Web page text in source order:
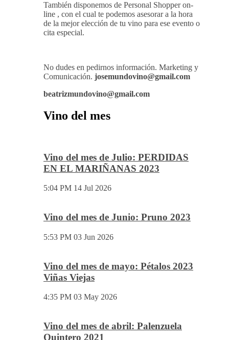
También disponemos de Personal Shopper on-
line , con el cual te podemos asesorar a la hora
de la mejor elección de tu vino para ese evento o
cita especial.
No dudes en pedirnos información. Marketing y
Comunicación. josemundovino@gmail.com
beatrizmundovino@gmail.com
Vino del mes
Vino del mes de Julio: PERDIDAS
EN EL MARIÑANAS 2023
5:04 PM 14 Jul 2026
Vino del mes de Junio: Pruno 2023
5:53 PM 03 Jun 2026
Vino del mes de mayo: Pétalos 2023
Viñas Viejas
4:35 PM 03 May 2026
Vino del mes de abril: Palenzuela
Quintero 2021